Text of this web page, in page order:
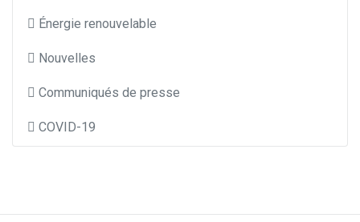
Énergie renouvelable
Nouvelles
Communiqués de presse
COVID-19